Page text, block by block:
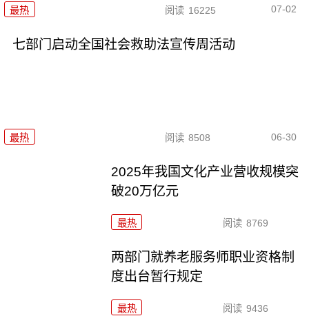
最热 阅读 16225 07-02
七部门启动全国社会救助法宣传周活动
最热 阅读 8508 06-30
2025年我国文化产业营收规模突
破20万亿元
最热 阅读 8769
两部门就养老服务师职业资格制
度出台暂行规定
最热 阅读 9436